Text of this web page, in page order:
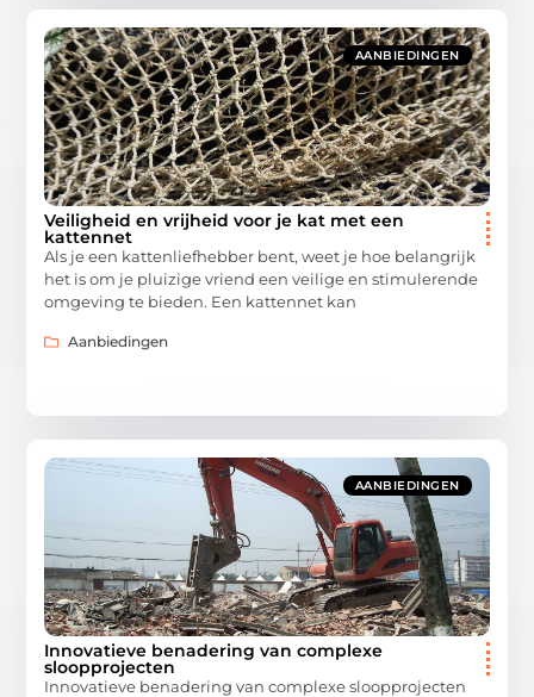
AANBIEDINGEN
Veiligheid en vrijheid voor je kat met een
kattennet
Als je een kattenliefhebber bent, weet je hoe belangrijk
het is om je pluizige vriend een veilige en stimulerende
omgeving te bieden. Een kattennet kan
Aanbiedingen
AANBIEDINGEN
Innovatieve benadering van complexe
sloopprojecten
Innovatieve benadering van complexe sloopprojecten